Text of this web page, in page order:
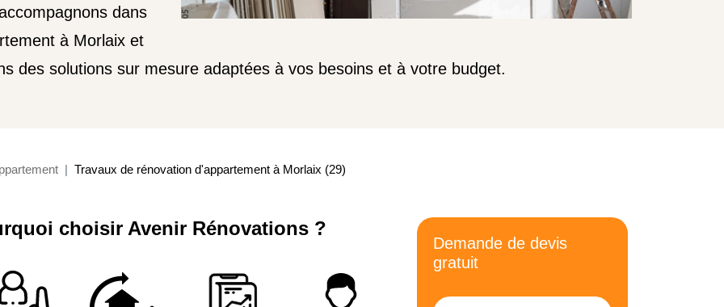
dans
à Morlaix et
des solutions sur mesure adaptées à vos besoins et à votre budget.
Travaux de rénovation d'appartement à Morlaix (29)
choisir Avenir Rénovations ?
Demande de devis
gratuit